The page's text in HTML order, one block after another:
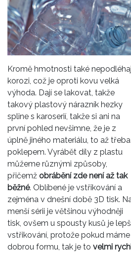
Kromě hmotnosti také
korozi, což je oproti kovu velká
výhoda. Dají se lakovat, takže
takový plastový nárazník hezky
spline s karoserií, takže si ani na
první pohled nevšimne, že je z
úplně jiného materiálu, to až třeba
poklepem. Vyrábět díly z plastu
můžeme různými způsoby,
přičemž obrábění zde není až tak
běžné. Oblíbené je vstřikování a
zejména v dnešní době 3D tisk.
menší sérii je většinou výhodněji
tisk, ovšem u spousty kusů je
vstřikování, protože pokud máme
dobrou formu, tak je to velmi